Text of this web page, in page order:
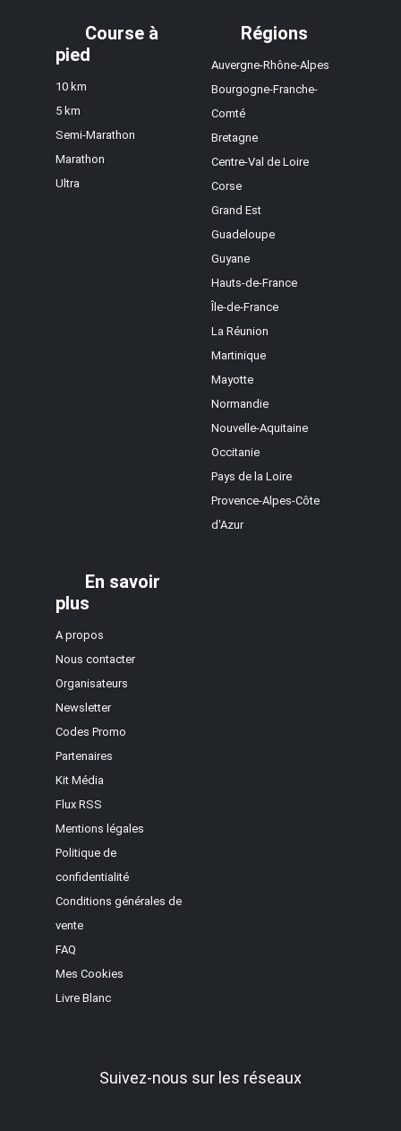
Course à
pied
10 km
5 km
Semi-Marathon
Marathon
Ultra
Régions
Auvergne-Rhône-Alpes
Bourgogne-Franche-
Comté
Bretagne
Centre-Val de Loire
Corse
Grand Est
Guadeloupe
Guyane
Hauts-de-France
Île-de-France
La Réunion
Martinique
Mayotte
Normandie
Nouvelle-Aquitaine
Occitanie
Pays de la Loire
Provence-Alpes-Côte
d'Azur
En savoir
plus
A propos
Nous contacter
Organisateurs
Newsletter
Codes Promo
Partenaires
Kit Média
Flux RSS
Mentions légales
Politique de
confidentialité
Conditions générales de
vente
FAQ
Mes Cookies
Livre Blanc
Suivez-nous sur les réseaux